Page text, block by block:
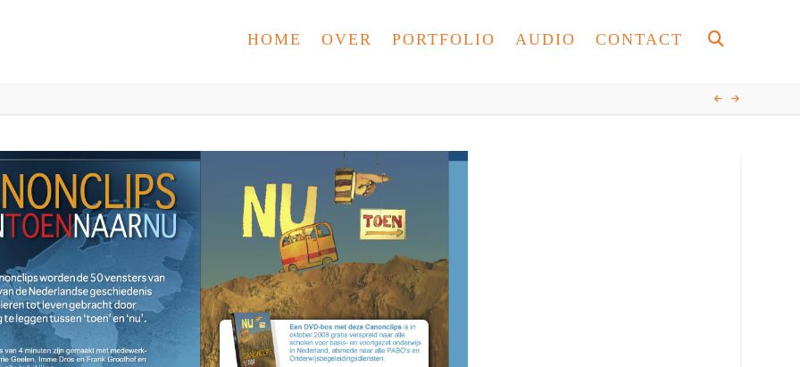
HOME OVER PORTFOLIO AUDIO CONTACT